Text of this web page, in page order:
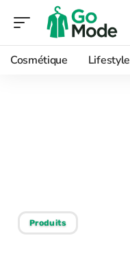
Cosmétique Lifestyle
Produits